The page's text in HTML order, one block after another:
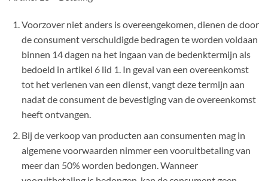
Voorzover niet anders is overeengekomen, dienen de door
de consument verschuldigde bedragen te worden voldaan
binnen 14 dagen na het ingaan van de bedenktermijn als
bedoeld in artikel 6 lid 1. In geval van een overeenkomst
tot het verlenen van een dienst, vangt deze termijn aan
nadat de consument de bevestiging van de overeenkomst
heeft ontvangen.
Bij de verkoop van producten aan consumenten mag in
algemene voorwaarden nimmer een vooruitbetaling van
meer dan 50% worden bedongen. Wanneer